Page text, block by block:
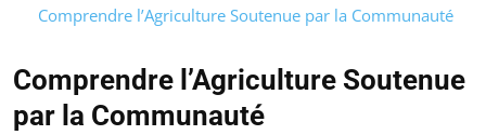
Comprendre l’Agriculture Soutenue par la Communauté
Comprendre l’Agriculture Soutenue
par la Communauté